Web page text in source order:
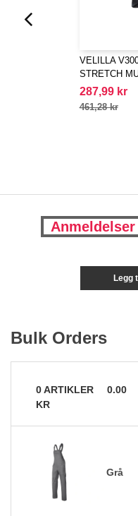
VELILLA
STRETCH
287,99 kr
461,28 kr
Legg
Bulk Orders
0ARTIKLER
0.00
KR
Grå